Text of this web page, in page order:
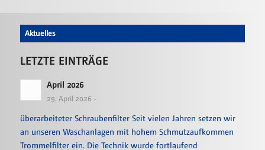
Aktuelles
LETZTE EINTRÄGE
April 2026
29. April 2026 -
überarbeiteter Schraubenfilter Seit vielen Jahren setzen wir
an unseren Waschanlagen mit hohem Schmutzaufkommen
Trommelfilter ein. Die Technik wurde fortlaufend